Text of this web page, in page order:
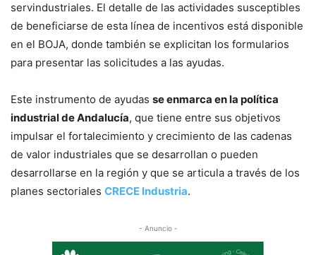
servindustriales. El detalle de las actividades susceptibles
de beneficiarse de esta línea de incentivos está disponible
en el BOJA, donde también se explicitan los formularios
para presentar las solicitudes a las ayudas.
Este instrumento de ayudas se enmarca en la política
industrial de Andalucía, que tiene entre sus objetivos
impulsar el fortalecimiento y crecimiento de las cadenas
de valor industriales que se desarrollan o pueden
desarrollarse en la región y que se articula a través de los
planes sectoriales CRECE Industria.
- Anuncio -